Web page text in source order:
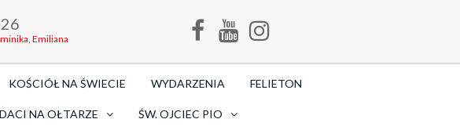
Emiliana
KOŚCIÓŁ NA ŚWIECIE WYDARZENIA FELIETON
NA OŁTARZE ŚW. OJCIEC PIO